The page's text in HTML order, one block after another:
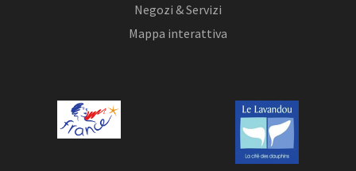
Negozi & Servizi
Mappa interattiva